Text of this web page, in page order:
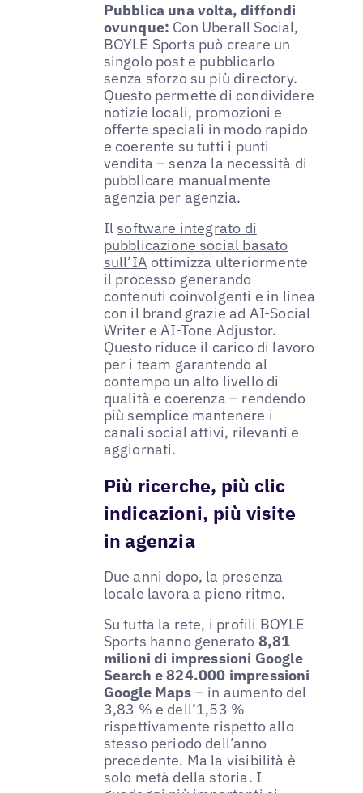
Pubblica una volta, diffondi
ovunque: Con Uberall Social,
BOYLE Sports può creare un
singolo post e pubblicarlo
senza sforzo su più directory.
Questo permette di condividere
notizie locali, promozioni e
offerte speciali in modo rapido
e coerente su tutti i punti
vendita – senza la necessità di
pubblicare manualmente
agenzia per agenzia.
Il software integrato di
pubblicazione social basato
sull’IA ottimizza ulteriormente
il processo generando
contenuti coinvolgenti e in linea
con il brand grazie ad AI-Social
Writer e AI-Tone Adjustor.
Questo riduce il carico di lavoro
per i team garantendo al
contempo un alto livello di
qualità e coerenza – rendendo
più semplice mantenere i
canali social attivi, rilevanti e
aggiornati.
Più ricerche, più clic
indicazioni, più visite
in agenzia
Due anni dopo, la presenza
locale lavora a pieno ritmo.
Su tutta la rete, i profili BOYLE
Sports hanno generato 8,81
milioni di impressioni Google
Search e 824.000 impressioni
Google Maps – in aumento del
3,83 % e dell’1,53 %
rispettivamente rispetto allo
stesso periodo dell’anno
precedente. Ma la visibilità è
solo metà della storia. I